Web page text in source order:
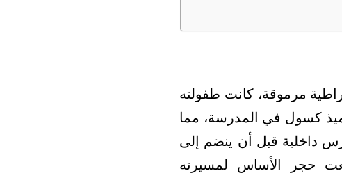
في 30 نوفمبر 1874، لعائلة أرستقراطية مرموقة، كانت طفولته
كسول في المدرسة، مما
داخلية قبل أن ينضم إلى
حجر الأساس لمسيرته